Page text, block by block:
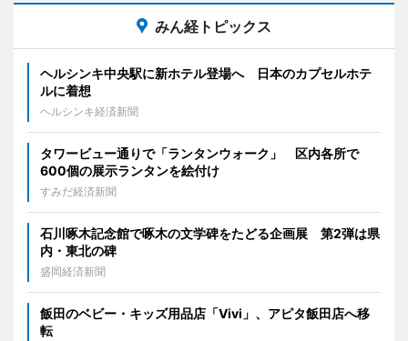
みん経トピックス
ヘルシンキ中央駅に新ホテル登場へ 日本のカプセルホテ
ルに着想
ヘルシンキ経済新聞
タワービュー通りで「ランタンウォーク」 区内各所で
600個の展示ランタンを絵付け
すみだ経済新聞
石川啄木記念館で啄木の文学碑をたどる企画展 第2弾は県
内・東北の碑
盛岡経済新聞
飯田のベビー・キッズ用品店「Vivi」、アピタ飯田店へ移
転